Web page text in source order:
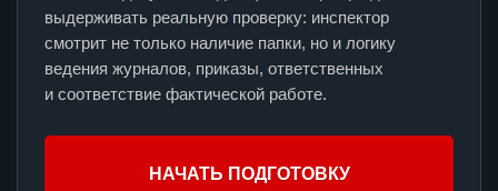
выдерживать реальную проверку: инспектор
смотрит не только наличие папки, но и логику
ведения журналов, приказы, ответственных
и соответствие фактической работе.
НАЧАТЬ ПОДГОТОВКУ